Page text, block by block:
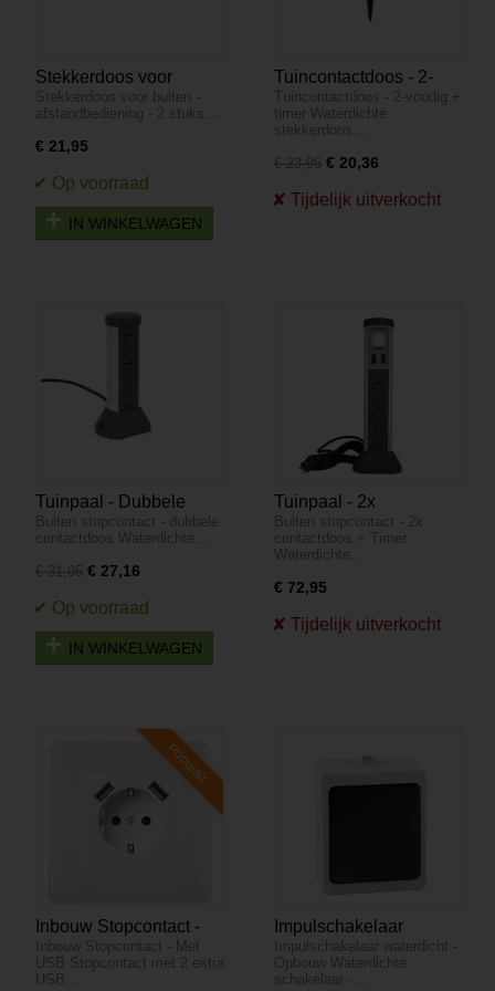
Stekkerdoos voor
buiten -
afstandbediening - 2
stuks
Stekkerdoos voor buiten -
afstandbediening - 2 stuks…
€ 21,95
IN WINKELWAGEN
Tuincontactdoos - 2-
voudig + timer
Tuincontactdoos - 2-voudig +
timer Waterdichte
stekkerdoos…
€ 23,95 € 20,36
Tuinpaal - Dubbele
stopcontact - Waterproof
Buiten stopcontact - dubbele
contactdoos Waterdichte…
€ 31,95 € 27,16
IN WINKELWAGEN
Tuinpaal - 2x
contactdoos + Timer
Buiten stopcontact - 2x
contactdoos + Timer
Waterdichte…
€ 72,95
Populair
Inbouw Stopcontact -
Met USB
Inbouw Stopcontact - Met
USB Stopcontact met 2 extra
USB…
Impulschakelaar
waterdicht - Opbouw
Impulschakelaar waterdicht -
Opbouw Waterdichte
schakelaar -…